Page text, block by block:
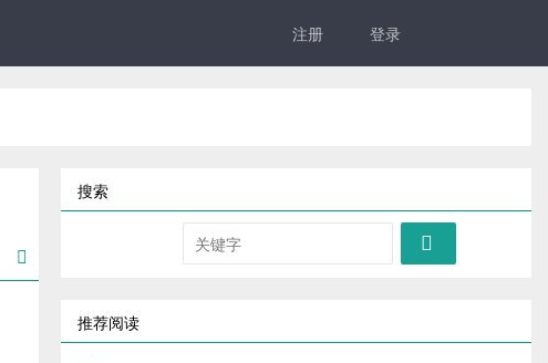
注册 登录

搜索

推荐阅读